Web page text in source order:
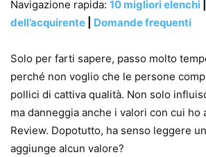
Navigazione rapida: 10 migliori elenchi
dell’acquirente
Domande frequenti
Solo per farti sapere, passo molto
perché non voglio che le persone
pollici di cattiva qualità. Non solo
ma danneggia anche i valori con cui ho
Review. Dopotutto, ha senso leggere
aggiunge alcun valore?